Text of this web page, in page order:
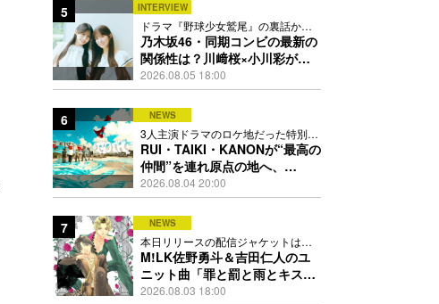
5 INTERVIEW
ドラマ『野球少女鷲尾』の裏話から
隠れた素顔にたっぷり迫る
乃木坂46・同期コンビの最新の
関係性は？川﨑桜×小川彩が明
かす互いの推しポイント
2026.08.05 18:00
6 NEWS
3人主演ドラマのロケ地だった特別な
場所で撮影を敢行
RUI・TAIKI・KANONが“最高の
仲間”を連れ原点の地へ、
STARGLOW「GOTH」ダンス
映像公開
2026.08.04 20:00
7 NEWS
本日リリースの配信ジャケットは
PEACH-PITが描き下ろし
M!LK佐野勇斗＆吉田仁人のユ
ニット曲「罪と罰と雨とキス」
MV公開、2人が霧雨と共に舞い
2026.08.03 18:00